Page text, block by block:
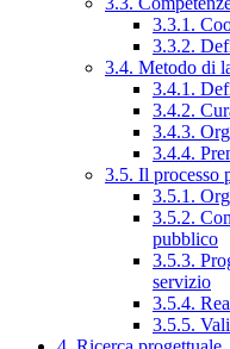
3.3.1.
3.3.2.
3.4. Metodo di
3.4.1.
3.4.2.
3.4.3.
3.4.4.
3.5. Il processo
3.5.1.
3.5.2.
pubblico
3.5.3.
servizio
3.5.4.
3.5.5.